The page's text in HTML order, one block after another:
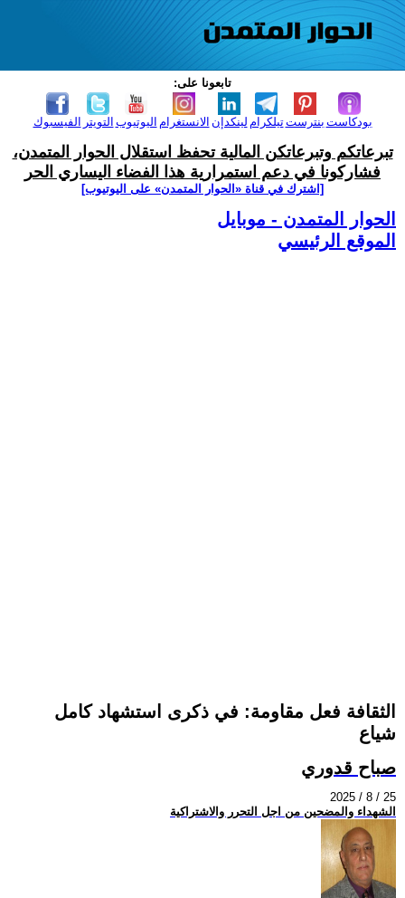
تابعونا على:
الفيسبوك التويتر اليوتيوب الانستغرام لينكدإن تيلكرامبنترست بودكاست
تبرعاتكم وتبرعاتكن المالية تحفظ استقلال الحوار المتمدن،
فشاركونا في دعم استمرارية هذا الفضاء اليساري الحر
[اشترك في قناة ‫«الحوار المتمدن» على اليوتيوب]
الحوار المتمدن - موبايل
الموقع الرئيسي
الثقافة فعل مقاومة: في ذكرى استشهاد كامل
شياع
صباح قدوري
2025 / 8 / 25
الشهداء والمضحين من اجل التحرر والاشتراكية